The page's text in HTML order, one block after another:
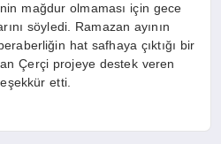
mağdur olmaması için gece
söyledi. Ramazan ayının
hat safhaya çıktığı bir
Çerçi projeye destek veren
etti.